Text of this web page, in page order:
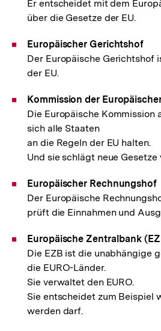
Er entscheidet mit dem
über die Gesetze der EU.
Europäischer Gerichtshof
Der Europäische Gerichtshof
der EU.
Kommission der
Die Europäische Kommission
sich alle Staaten
an die Regeln der EU halten.
Und sie schlägt neue Gesetze
Europäischer Rechnungshof
Der Europäische
prüft die Einnahmen und
Europäische Zentralbank
Die EZB ist die unabhängige
die EURO-Länder.
Sie verwaltet den EURO.
Sie entscheidet zum Beispiel
werden darf.